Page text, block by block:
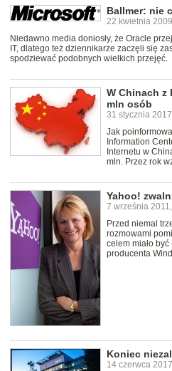
Ballmer: nie
22 kwietnia
Niedawno media doniosły, że Oracle
IT, dlatego też dziennikarze zaczęli się
spodziewać podobnych wielkich przejęć.
W Chinach z
mln osób
31 stycznia
Jak
Information
Internetu w
mln. Przez rok
Yahoo!
7 września
Przed niemal
rozmowami
celem miało
producenta
Koniec
14 czerwca